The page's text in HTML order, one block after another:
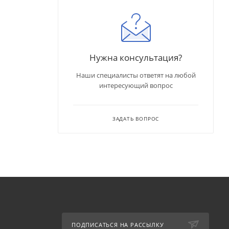
Нужна консультация?
Наши специалисты ответят на любой
интересующий вопрос
ЗАДАТЬ ВОПРОС
ПОДПИСАТЬСЯ НА РАССЫЛКУ